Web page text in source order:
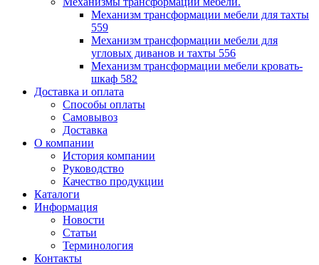
Механизм трансформации мебели для тахты
559
Механизм трансформации мебели для
угловых диванов и тахты 556
Механизм трансформации мебели кровать-
шкаф 582
Доставка и оплата
Способы оплаты
Самовывоз
Доставка
О компании
История компании
Руководство
Качество продукции
Каталоги
Информация
Новости
Статьи
Терминология
Контакты